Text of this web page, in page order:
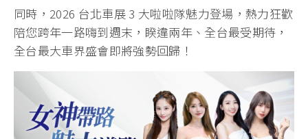
同時，2026 台北車展 3 大啦啦隊魅力登場，熱力狂歡
陪您跨年一路嗨到週末，睽違兩年、全台最受期待，
全台最大車界盛會即將強勢回歸！